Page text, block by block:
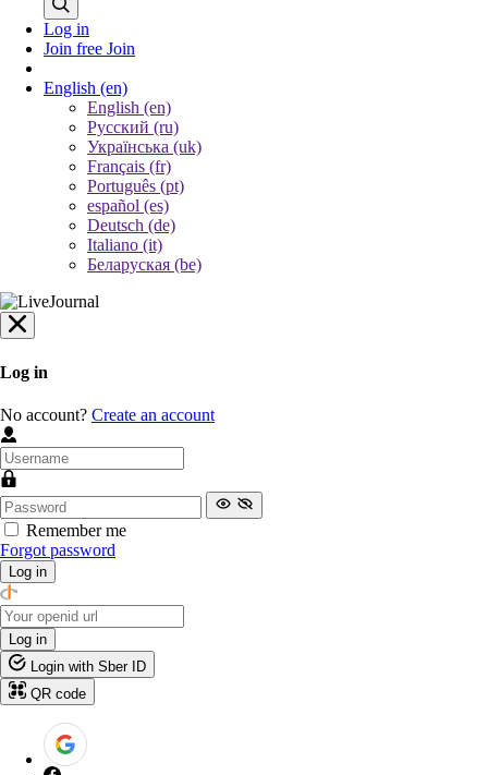
Log in
Join free Join
English (en)
English (en)
Русский (ru)
Українська (uk)
Français (fr)
Português (pt)
español (es)
Deutsch (de)
Italiano (it)
Беларуская (be)
Log in
No account? Create an account
Remember me
Forgot password
Log in
Log in
Login with Sber ID
QR code